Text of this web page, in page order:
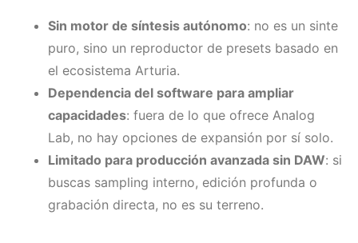
Sin motor de síntesis autónomo: no es un sinte
puro, sino un reproductor de presets basado en
el ecosistema Arturia.
Dependencia del software para ampliar
capacidades: fuera de lo que ofrece Analog
Lab, no hay opciones de expansión por sí solo.
Limitado para producción avanzada sin DAW: si
buscas sampling interno, edición profunda o
grabación directa, no es su terreno.